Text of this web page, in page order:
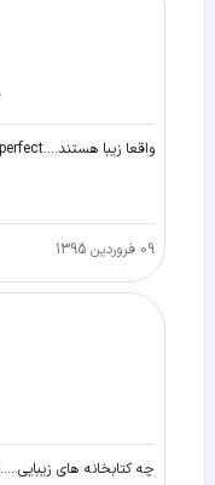
واقعا زیبا هستند....perfect
09 فروردین 1395
چه کتابخانه های